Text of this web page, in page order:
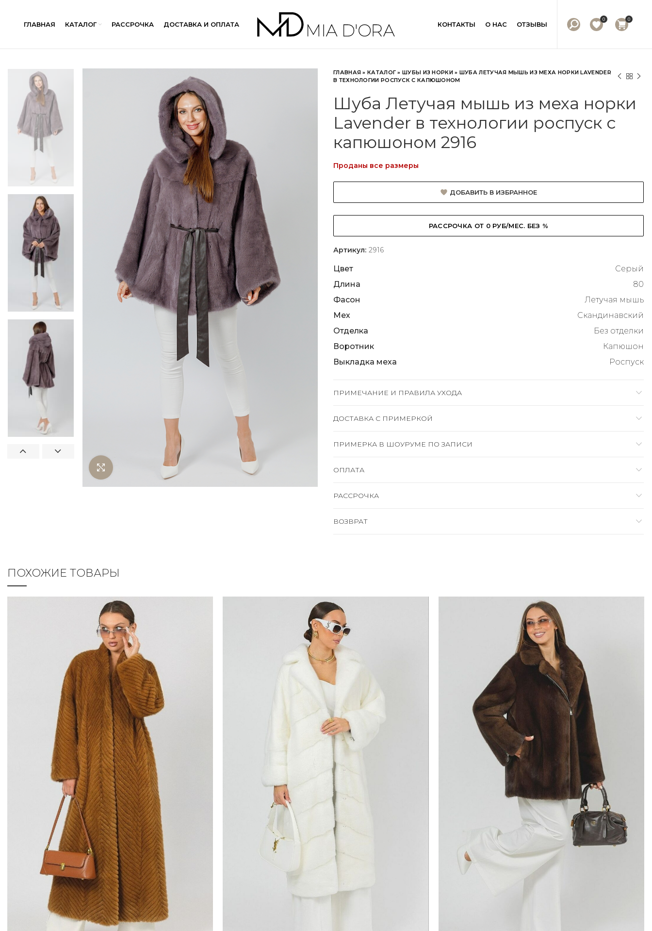
ГЛАВНАЯ КАТАЛОГ РАССРОЧКА ДОСТАВКА И ОПЛАТА КОНТАКТЫ О НАС ОТЗЫВЫ
0 0
Нажмите чтобы увеличить
ГЛАВНАЯ »КАТАЛОГ »ШУБЫ ИЗ НОРКИ» ШУБА ЛЕТУЧАЯ МЫШЬ ИЗ МЕХА НОРКИ LAVENDER
В ТЕХНОЛОГИИ РОСПУСК С КАПЮШОНОМ
Шуба Летучая мышь из меха норки
Lavender в технологии роспуск с
капюшоном 2916
Проданы все размеры
ДОБАВИТЬ В ИЗБРАННОЕ
РАССРОЧКА ОТ 0 РУБ/МЕС. БЕЗ %
Артикул: 2916
Цвет
Серый
Длина
80
Фасон
Летучая мышь
Мех
Скандинавский
Отделка
Без отделки
Воротник
Капюшон
Выкладка меха
Роспуск
ПРИМЕЧАНИЕ И ПРАВИЛА УХОДА
ДОСТАВКА C ПРИМЕРКОЙ
ПРИМЕРКА В ШОУРУМЕ ПО ЗАПИСИ
ОПЛАТА
РАССРОЧКА
ВОЗВРАТ
ПОХОЖИЕ ТОВАРЫ